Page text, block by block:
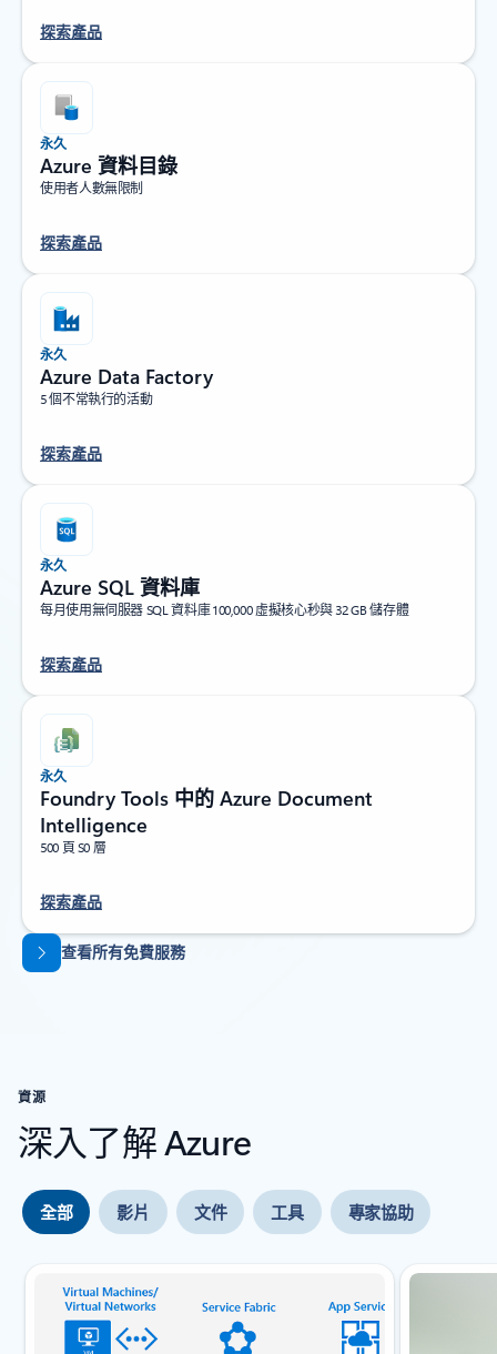
探索產品
永久
Azure 資料目錄
使用者人數無限制
探索產品
永久
Azure Data Factory
5 個不常執行的活動
探索產品
永久
Azure SQL 資料庫
每月使用無伺服器 SQL 資料庫 100,000 虛擬核心秒與 32 GB 儲存體
探索產品
永久
Foundry Tools 中的 Azure Document
Intelligence
500 頁 S0 層
探索產品
返回索引標籤
查看所有免費服務
資源
深入了解 Azure
全部 影片 文件 工具 專家協助
投影片 {0} {1} 指示器